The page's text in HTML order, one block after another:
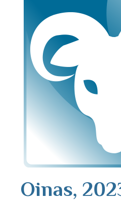
Tajunnanvirta puhepaketti
Soittopyyntö
Tietoa laskutuksesta
Horoskooppimerkit
Oinas,